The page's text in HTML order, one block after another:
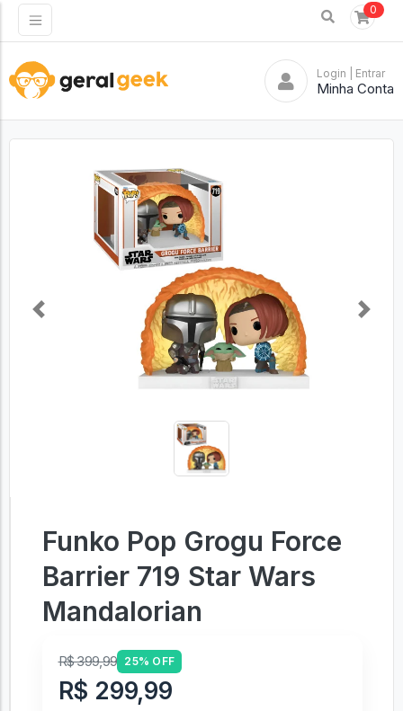
0
Login | Entrar
Minha Conta
Previous Next
Funko Pop Grogu Force
Barrier 719 Star Wars
Mandalorian
R$ 399,99 25% OFF
R$ 299,99